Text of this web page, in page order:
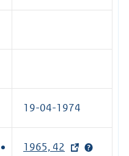
19-04-1974
1965, 42